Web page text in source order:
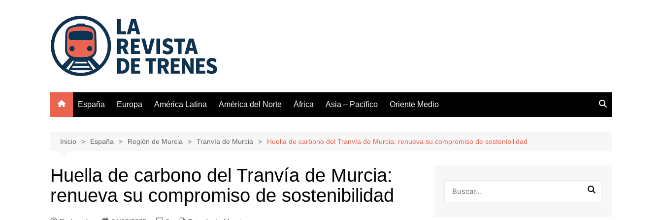
España Europa América Latina América del Norte África Asia – Pacífico Oriente Medio
Inicio España Región de Murcia Tranvía de Murcia Huella de carbono del Tranvía de Murcia: renueva su compromiso de sostenibilidad
Huella de carbono del Tranvía de Murcia:
renueva su compromiso de sostenibilidad